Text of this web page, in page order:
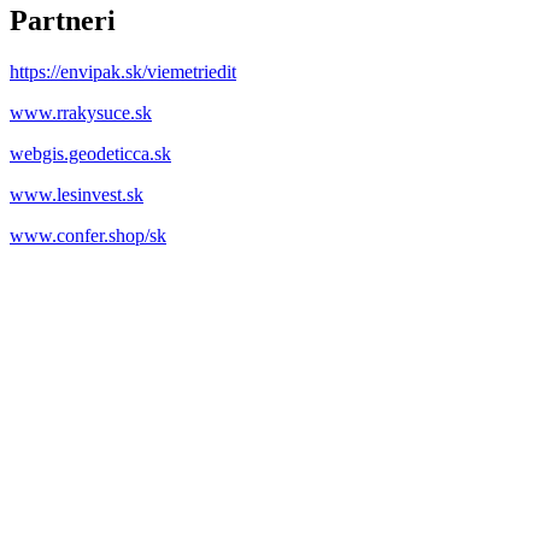
Partneri
https://envipak.sk/viemetriedit
www.rrakysuce.sk
webgis.geodeticca.sk
www.lesinvest.sk
www.confer.shop/sk